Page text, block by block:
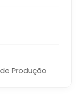
Produção